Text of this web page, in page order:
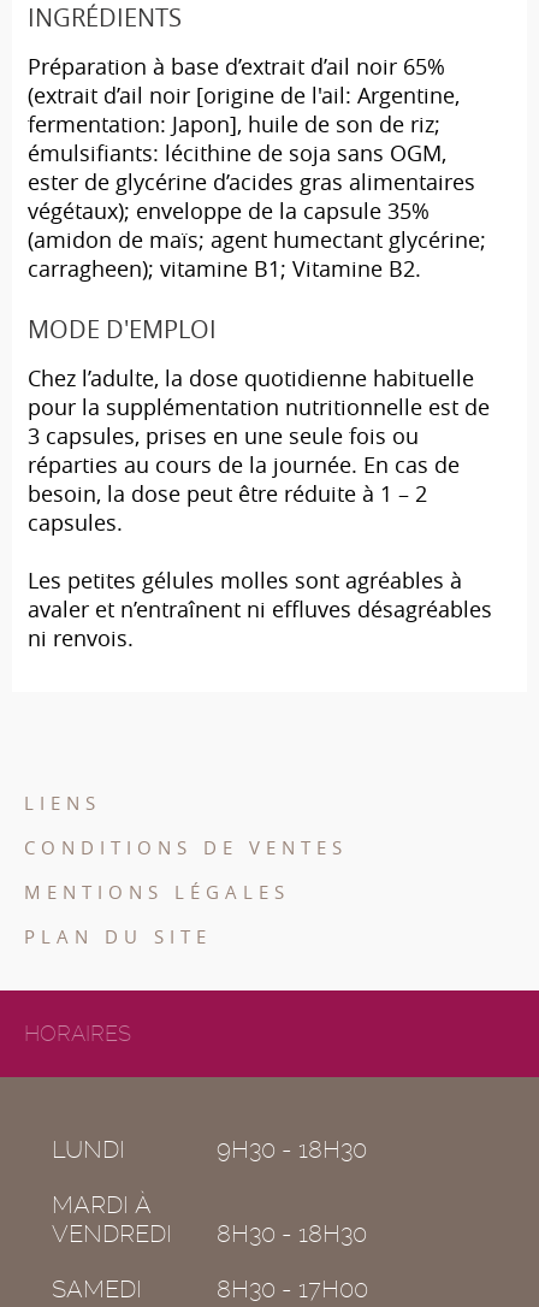
INGRÉDIENTS
Préparation à base d’extrait d’ail noir 65%
(extrait d’ail noir [origine de l'ail: Argentine,
fermentation: Japon], huile de son de riz;
émulsifiants: lécithine de soja sans OGM,
ester de glycérine d’acides gras alimentaires
végétaux); enveloppe de la capsule 35%
(amidon de maïs; agent humectant glycérine;
carragheen); vitamine B1; Vitamine B2.
MODE D'EMPLOI
Chez l’adulte, la dose quotidienne habituelle
pour la supplémentation nutritionnelle est de
3 capsules, prises en une seule fois ou
réparties au cours de la journée. En cas de
besoin, la dose peut être réduite à 1 – 2
capsules.
Les petites gélules molles sont agréables à
avaler et n’entraînent ni effluves désagréables
ni renvois.
LIENS
CONDITIONS DE VENTES
MENTIONS LÉGALES
PLAN DU SITE
HORAIRES
LUNDI
9H30 - 18H30
MARDI À
VENDREDI
8H30 - 18H30
SAMEDI
8H30 - 17H00